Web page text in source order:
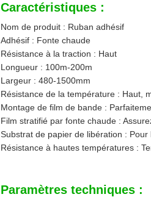
Caractéristiques :
Nom de produit : Ruban adhésif
Adhésif : Fonte chaude
Résistance à la traction : Haut
Longueur : 100m-200m
Largeur : 480-1500mm
Résistance de la température : Haut,
Montage de film de bande :
Film stratifié par fonte chaude :
Substrat de papier de libération : Pour
Résistance à hautes températures :
Paramètres techniques :